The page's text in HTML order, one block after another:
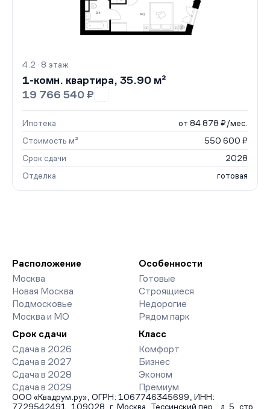
4.2 · 8 этаж
1-комн. квартира, 35.90 м²
19 766 540 ₽
Ипотека
от 84 878 ₽/мес.
Стоимость м²
550 600 ₽
Срок сдачи
2028
Отделка
готовая
Расположение
Москва
Новая Москва
Подмосковье
Москва и МО
Особенности
Готовые
Строящиеся
Недорогие
Рядом парк
Срок сдачи
Сдача в 2026
Сдача в 2027
Сдача в 2028
Сдача в 2029
Класс
Комфорт
Бизнес
Эконом
Премиум
ООО «Квадрум.ру», ОГРН: 1067746345699, ИНН:
7729542491, 109028, г. Москва, Тессинский пер., д. 5, стр.